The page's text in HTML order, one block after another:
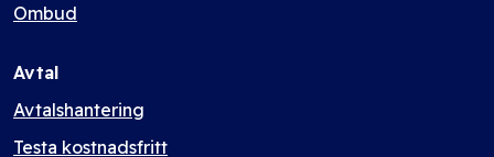
Ombud
Avtal
Avtalshantering
Testa kostnadsfritt